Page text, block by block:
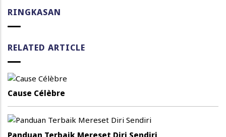
RINGKASAN
RELATED ARTICLE
Cause Célèbre
Panduan Terbaik Mereset Diri Sendiri